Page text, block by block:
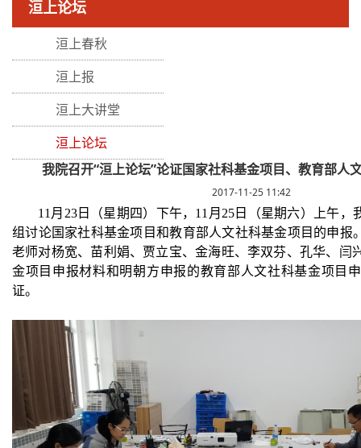
洹上论坛
洹上春秋
洹上报
洹上大讲堂
洹上论坛
我院召开“洹上论坛”论证国家社科基金项目、教育部人
2017-11-25 11:42
11 月 23日（星期四）下午， 11 月 25 日（星期六）上午，
组讨论国家社科基金项目和教育部人文社科基金项目的申报
老师对杨宽、苗利娟、贾立宝、金海旺、李双芬、孔华、闫
金项目申报材料和明朝方申报的教育部人文社科基金项目
证。